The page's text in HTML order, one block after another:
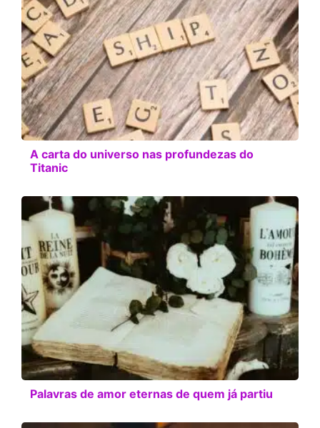
A carta do universo nas profundezas do
Titanic
Palavras de amor eternas de quem já partiu